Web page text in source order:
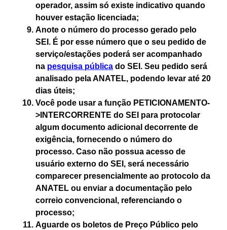
operador, assim só existe indicativo quando
houver estação licenciada;
Anote o número do processo gerado pelo
SEI. É por esse número que o seu pedido de
serviço/estações poderá ser acompanhado
na pesquisa pública do SEI. Seu pedido será
analisado pela ANATEL, podendo levar até 20
dias úteis;
Você pode usar a função PETICIONAMENTO-
>INTERCORRENTE do SEI para protocolar
algum documento adicional decorrente de
exigência, fornecendo o número do
processo. Caso não possua acesso de
usuário externo do SEI, será necessário
comparecer presencialmente ao protocolo da
ANATEL ou enviar a documentação pelo
correio convencional, referenciando o
processo;
Aguarde os boletos de Preço Público pelo